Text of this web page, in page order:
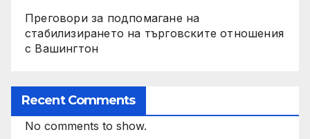
Преговори за подпомагане на
стабилизирането на търговските отношения
с Вашингтон
Recent Comments
No comments to show.